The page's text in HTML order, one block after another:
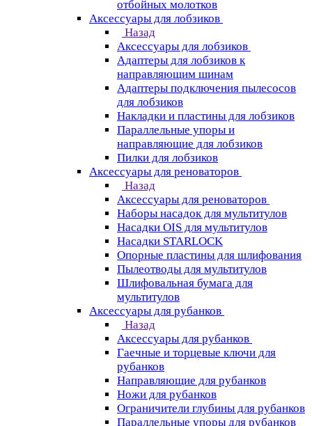
отбойных молотков
Аксессуары для лобзиков
Назад
Аксессуары для лобзиков
Адаптеры для лобзиков к
направляющим шинам
Адаптеры подключения пылесосов
для лобзиков
Накладки и пластины для лобзиков
Параллельные упоры и
направляющие для лобзиков
Пилки для лобзиков
Аксессуары для реноваторов
Назад
Аксессуары для реноваторов
Наборы насадок для мультитулов
Насадки OIS для мультитулов
Насадки STARLOCK
Опорные пластины для шлифования
Пылеотводы для мультитулов
Шлифовальная бумага для
мультитулов
Аксессуары для рубанков
Назад
Аксессуары для рубанков
Гаечные и торцевые ключи для
рубанков
Направляющие для рубанков
Ножи для рубанков
Ограничители глубины для рубанков
Параллельные упоры для рубанков